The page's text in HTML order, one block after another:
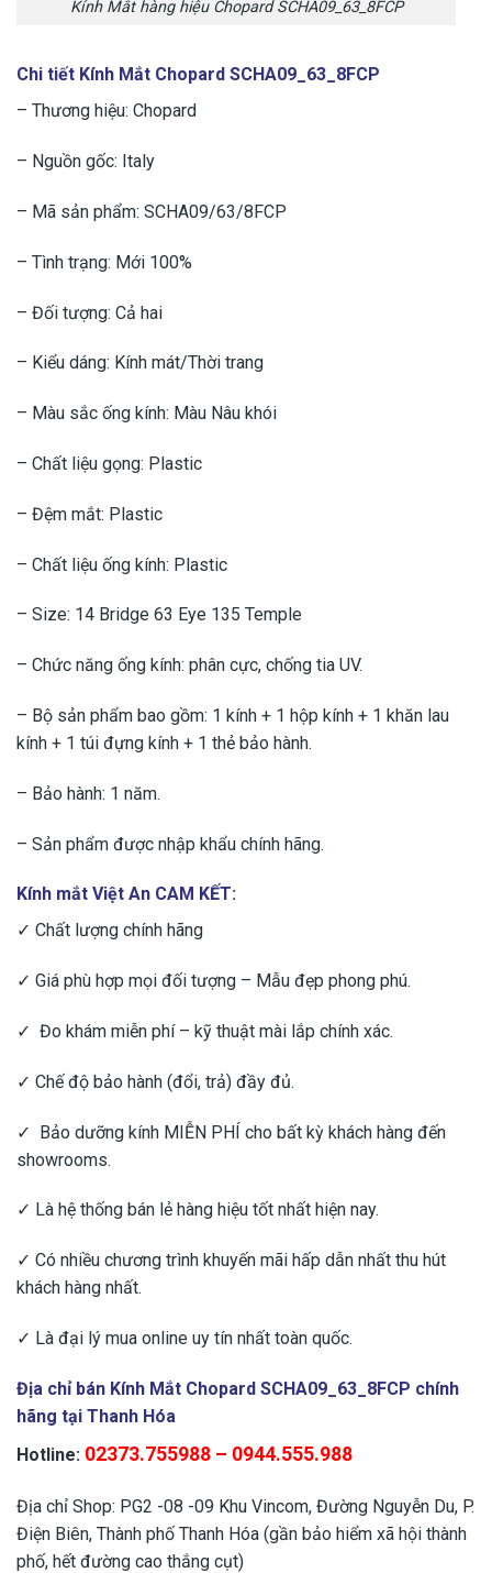
Kính Mắt hàng hiệu Chopard SCHA09_63_8FCP
Chi tiết Kính Mắt Chopard SCHA09_63_8FCP
– Thương hiệu: Chopard
– Nguồn gốc: Italy
– Mã sản phẩm: SCHA09/63/8FCP
– Tình trạng: Mới 100%
– Đối tượng: Cả hai
– Kiểu dáng: Kính mát/Thời trang
– Màu sắc ống kính: Màu Nâu khói
– Chất liệu gọng: Plastic
– Đệm mắt: Plastic
– Chất liệu ống kính: Plastic
– Size: 14 Bridge 63 Eye 135 Temple
– Chức năng ống kính: phân cực, chống tia UV.
– Bộ sản phẩm bao gồm: 1 kính + 1 hộp kính + 1 khăn lau
kính + 1 túi đựng kính + 1 thẻ bảo hành.
– Bảo hành: 1 năm.
– Sản phẩm được nhập khẩu chính hãng.
Kính mắt Việt An CAM KẾT:
✓ Chất lượng chính hãng
✓ Giá phù hợp mọi đối tượng – Mẫu đẹp phong phú.
✓ Đo khám miễn phí – kỹ thuật mài lắp chính xác.
✓ Chế độ bảo hành (đổi, trả) đầy đủ.
✓ Bảo dưỡng kính MIỄN PHÍ cho bất kỳ khách hàng đến
showrooms.
✓ Là hệ thống bán lẻ hàng hiệu tốt nhất hiện nay.
✓ Có nhiều chương trình khuyến mãi hấp dẫn nhất thu hút
khách hàng nhất.
✓ Là đại lý mua online uy tín nhất toàn quốc.
Địa chỉ bán Kính Mắt Chopard SCHA09_63_8FCP chính
hãng tại Thanh Hóa
Hotline: 02373.755988 – 0944.555.988
Địa chỉ Shop: PG2 -08 -09 Khu Vincom, Đường Nguyễn Du, P.
Điện Biên, Thành phố Thanh Hóa (gần bảo hiểm xã hội thành
phố, hết đường cao thắng cụt)